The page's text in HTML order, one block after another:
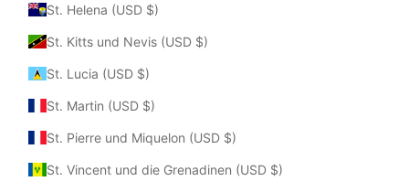
St. Helena (USD $)
St. Kitts und Nevis (USD $)
St. Lucia (USD $)
St. Martin (USD $)
St. Pierre und Miquelon (USD $)
St. Vincent und die Grenadinen (USD $)